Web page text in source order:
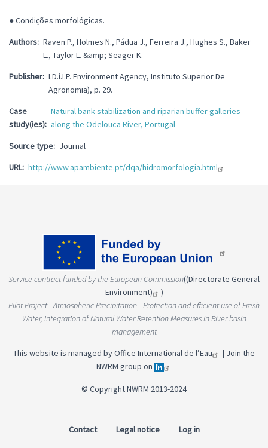
● Condições morfológicas.
Authors Raven P., Holmes N., Pádua J., Ferreira J., Hughes S., Baker
L., Taylor L. &amp; Seager K.
Publisher I.D.í.I.P. Environment Agency, Instituto Superior De
Agronomia), p. 29.
Case
study(ies)
Natural bank stabilization and riparian buffer galleries
along the Odelouca River, Portugal
Source type
Journal
URL http://www.apambiente.pt/dqa/hidromorfologia.html
Service contract funded by the European Commission((Directorate General
Environment)
)
Pilot Project - Atmospheric Precipitation - Protection and efficient use of Fresh
Water, Integration of Natural Water Retention Measures in River basin
management
This website is managed byOffice International de l’Eau | Join the
NWRM group on
© Copyright NWRM 2013-2024
Contact Legal notice Log in